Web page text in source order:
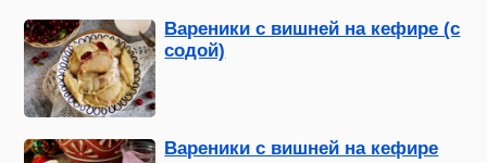
Вареники с вишней на кефире (с
содой)
Вареники с вишней на кефире